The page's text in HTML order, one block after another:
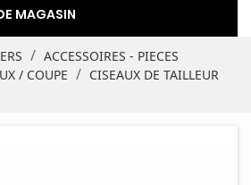
MAGASIN
ACCESSOIRES - PIECES
/ COUPE
CISEAUX DE TAILLEUR